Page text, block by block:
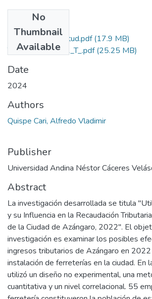
No
Thumbnail
Available
Grado de Similitud.pdf(17.9 MB)
T036_73647252_T_.pdf(25.25 MB)
Date
2024
Authors
Quispe Cari, Alfredo Vladimir
Publisher
Universidad Andina Néstor Cáceres
Abstract
La investigación desarrollada se titula
y su Influencia en la Recaudación
de la Ciudad de Azángaro, 2022". El
investigación es examinar los posibles
ingresos tributarios de Azángaro en
instalación de ferreterías en la ciudad. En
utilizó un diseño no experimental, una
cuantitativa y un nivel correlacional. 55